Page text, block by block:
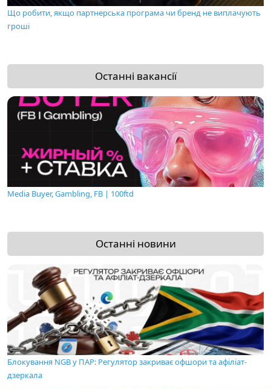
Що робити, якщо партнерська програма чи бренд не виплачують
гроші
Останні вакансії
Media Buyer, Gambling, FB | 100ftd
Останні новини
Блокування NGB у ПАР: Регулятор закриває офшори та афіліат-
дзеркала